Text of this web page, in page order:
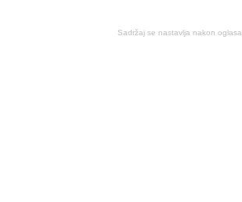
Sadržaj se nastavlja nakon oglasa